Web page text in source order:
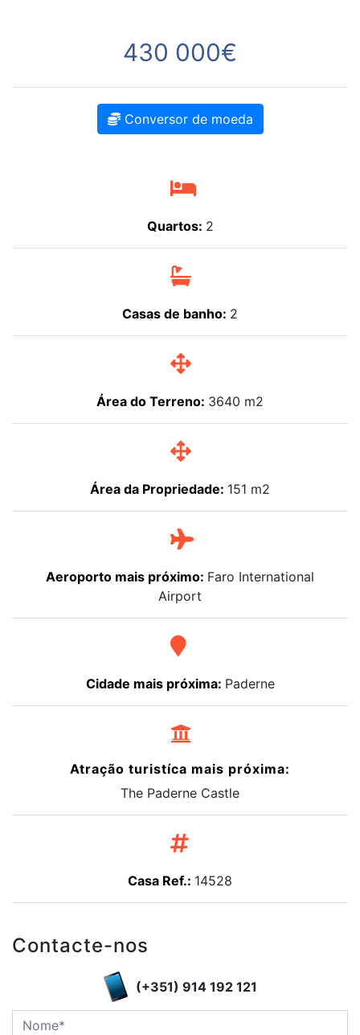
430 000€
Conversor de moeda
Quartos: 2
Casas de banho: 2
Área do Terreno: 3640 m2
Área da Propriedade: 151 m2
Aeroporto mais próximo: Faro International
Airport
Cidade mais próxima: Paderne
Atração turistíca mais próxima:
The Paderne Castle
Casa Ref.: 14528
Contacte-nos
(+351) 914 192 121